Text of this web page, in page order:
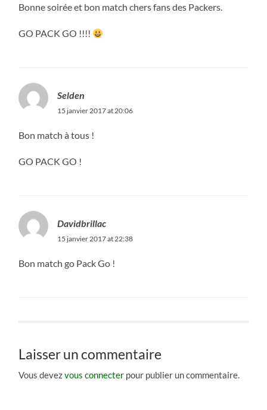
Bonne soirée et bon match chers fans des Packers.
GO PACK GO !!!!
Selden
15 janvier 2017 at 20:06
Bon match à tous !
GO PACK GO !
Davidbrillac
15 janvier 2017 at 22:38
Bon match go Pack Go !
Laisser un commentaire
Vous devezvous connecter pour publier un commentaire.